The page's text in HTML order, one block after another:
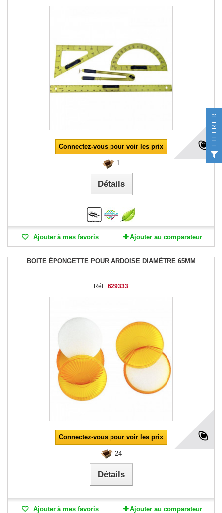
Connectez-vous pour voir les prix
1
Détails
Ajouter à mes favoris Ajouter au comparateur
BOITE ÉPONGETTE POUR ARDOISE DIAMÈTRE 65MM
Réf : 629333
Connectez-vous pour voir les prix
24
Détails
Ajouter à mes favoris Ajouter au comparateur
FILTRER